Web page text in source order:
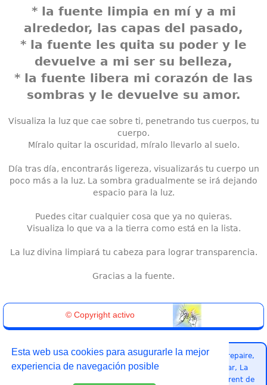
Esta web usa cookies para asugurarle la mejor
experiencia de navegación posible
* la fuente limpia en mí y a mi
alrededor, las capas del pasado,
* la fuente les quita su poder y le
devuelve a mi ser su belleza,
* la fuente libera mi corazón de las
sombras y le devuelve su amor.
Visualiza la luz que cae sobre ti, penetrando tus cuerpos, tu
cuerpo.
Míralo quitar la oscuridad, míralo llevarlo al suelo.
Día tras día, encontrarás ligereza, visualizarás tu cuerpo un
poco más a la luz. La sombra gradualmente se irá dejando
espacio para la luz.
Puedes citar cualquier cosa que ya no quieras.
Visualiza lo que va a la tierra como está en la lista.
La luz divina limpiará tu cabeza para lograr transparencia.
Gracias a la fuente.
© Copyright activo
Pasó por aquí :Pusignan, Meyzieu, Lyon, Villeurbanne, Beaurepaire,
Lille, Nantes, Toulouse, Paris, Marseille, Toulon, La Valette du Var, La
Garde, Vénissieux, Saint Fons, Saint Estève, Baixas, Saint Laurent de